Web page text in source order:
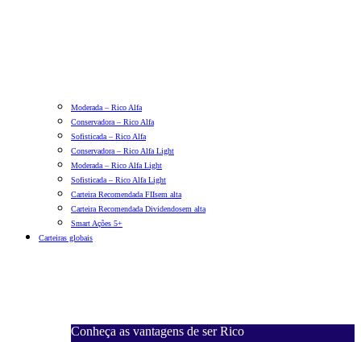
Moderada – Rico Alfa
Conservadora – Rico Alfa
Sofisticada – Rico Alfa
Conservadora – Rico Alfa Light
Moderada – Rico Alfa Light
Sofisticada – Rico Alfa Light
Carteira Recomendada FIIsem alta
Carteira Recomendada Dividendosem alta
Smart Ações 5+
Carteiras globais
Conheça as vantagens de ser Rico